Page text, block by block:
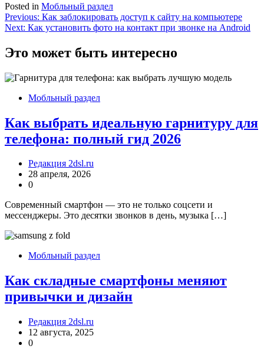
Posted in Мобльный раздел
Навигация
по
записям
Previous: Как заблокировать доступ к сайту на компьютере
Next: Как установить фото на контакт при звонке на Android
Это может быть интересно
Мобльный раздел
Как выбрать идеальную гарнитуру для
телефона: полный гид 2026
Редакция 2dsl.ru
28 апреля, 2026
0
Современный смартфон — это не только соцсети и
мессенджеры. Это десятки звонков в день, музыка […]
Мобльный раздел
Как складные смартфоны меняют
привычки и дизайн
Редакция 2dsl.ru
12 августа, 2025
0